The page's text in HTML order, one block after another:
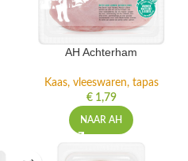
AH Achterham
Kaas, vleeswaren, tapas
€1,79
NAAR AH